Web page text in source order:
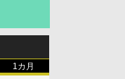
1カ月